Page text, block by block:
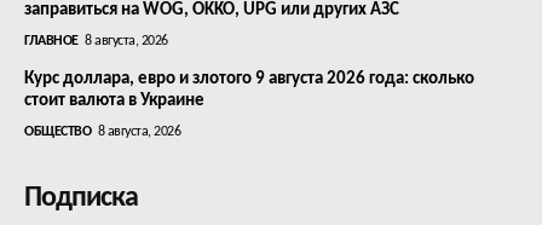
заправиться на WOG, OKKO, UPG или других АЗС
ГЛАВНОЕ 8 августа, 2026
Курс доллара, евро и злотого 9 августа 2026 года: сколько
стоит валюта в Украине
ОБЩЕСТВО 8 августа, 2026
Подписка